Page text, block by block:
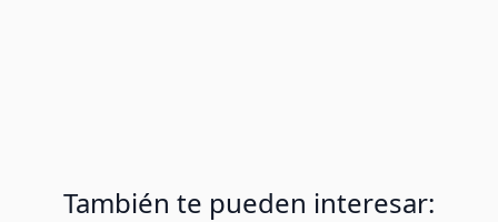
venden también por separado.
También te pueden interesar: